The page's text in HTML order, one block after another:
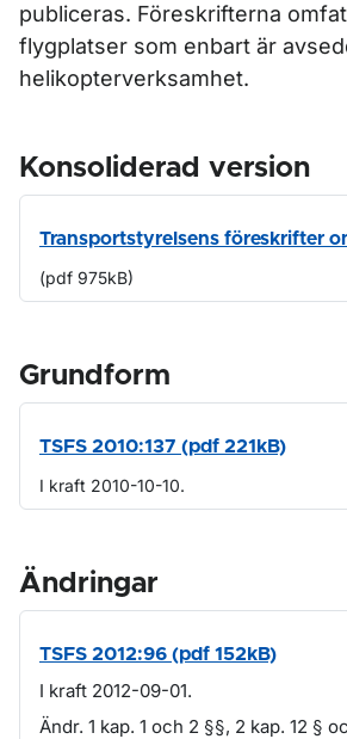
publiceras. Föreskrifterna
flygplatser som enbart är
helikopterverksamhet.
Konsoliderad version
Transportstyrelsens föreskrifter
(pdf 975kB)
Grundform
TSFS 2010:137 (pdf 221kB)
I kraft 2010-10-10.
Ändringar
TSFS 2012:96 (pdf 152kB)
I kraft 2012-09-01.
Ändr. 1 kap. 1 och 2 §§, 2 kap. 12 §